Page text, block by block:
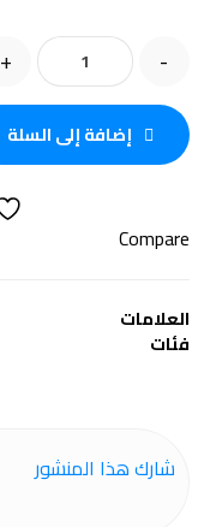
-
+
إضافة إلى السلة
Compare
العلامات
فئات